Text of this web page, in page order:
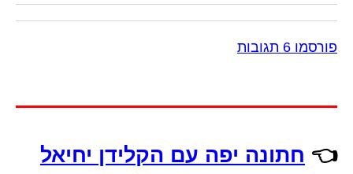
פורסמו 6 תגובות
👈 חתונה יפה עם הקלידן יחיאל